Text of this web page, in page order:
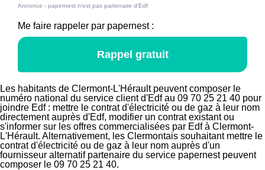
Annonce - papernest n'est pas partenaire d'Edf
Me faire rappeler par papernest :
Rappel gratuit
Les habitants de Clermont-L'Hérault peuvent composer le
numéro national du service client d'Edf au 09 70 25 21 40 pour
joindre Edf : mettre le contrat d'électricité ou de gaz à leur nom
directement auprès d'Edf, modifier un contrat existant ou
s'informer sur les offres commercialisées par Edf à Clermont-
L'Hérault. Alternativement, les Clermontais souhaitant mettre le
contrat d'électricité ou de gaz à leur nom auprès d'un
fournisseur alternatif partenaire du service papernest peuvent
composer le 09 70 25 21 40.